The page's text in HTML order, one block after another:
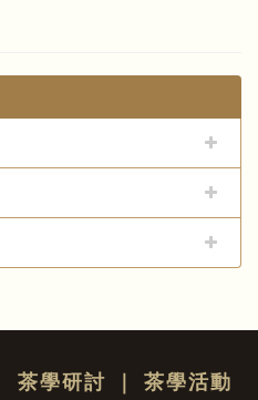
茶學研討 茶學活動